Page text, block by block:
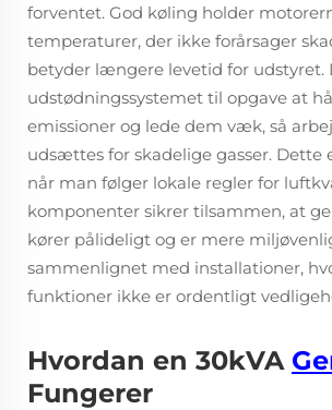
forventet. God køling holder
temperaturer, der ikke forårsager
betyder længere levetid for udstyret.
udstødningssystemet til opgave at
emissioner og lede dem væk, så
udsættes for skadelige gasser. Dette
når man følger lokale regler for
komponenter sikrer tilsammen, at
kører pålideligt og er mere
sammenlignet med installationer,
funktioner ikke er ordentligt
Hvordan en 30kVA
Fungerer